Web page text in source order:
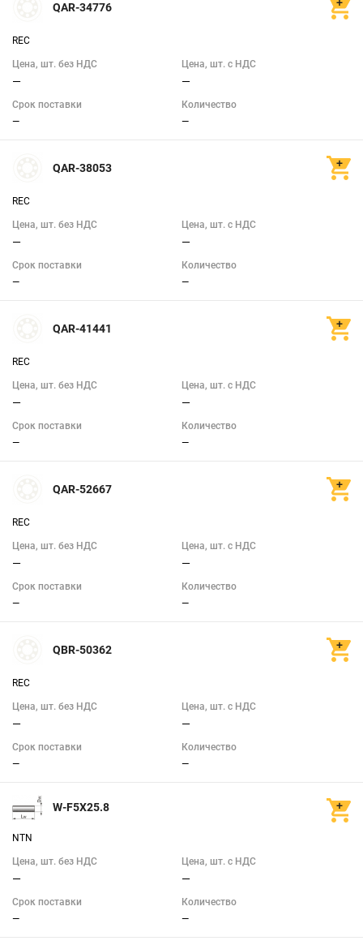
dw (мм)
Масса (кг)
260
QAR-34776
REC
Цена, шт. без НДС
—
Цена, шт. с НДС
—
Срок поставки
—
Количество
—
QAR-38053
REC
Цена, шт. без НДС
—
Цена, шт. с НДС
—
Срок поставки
—
Количество
—
QAR-41441
REC
Цена, шт. без НДС
—
Цена, шт. с НДС
—
Срок поставки
—
Количество
—
QAR-52667
REC
Цена, шт. без НДС
—
Цена, шт. с НДС
—
Срок поставки
—
Количество
—
QBR-50362
REC
Цена, шт. без НДС
—
Цена, шт. с НДС
—
Срок поставки
—
Количество
—
W-F5X25.8
NTN
Цена, шт. без НДС
—
Цена, шт. с НДС
—
Срок поставки
—
Количество
—